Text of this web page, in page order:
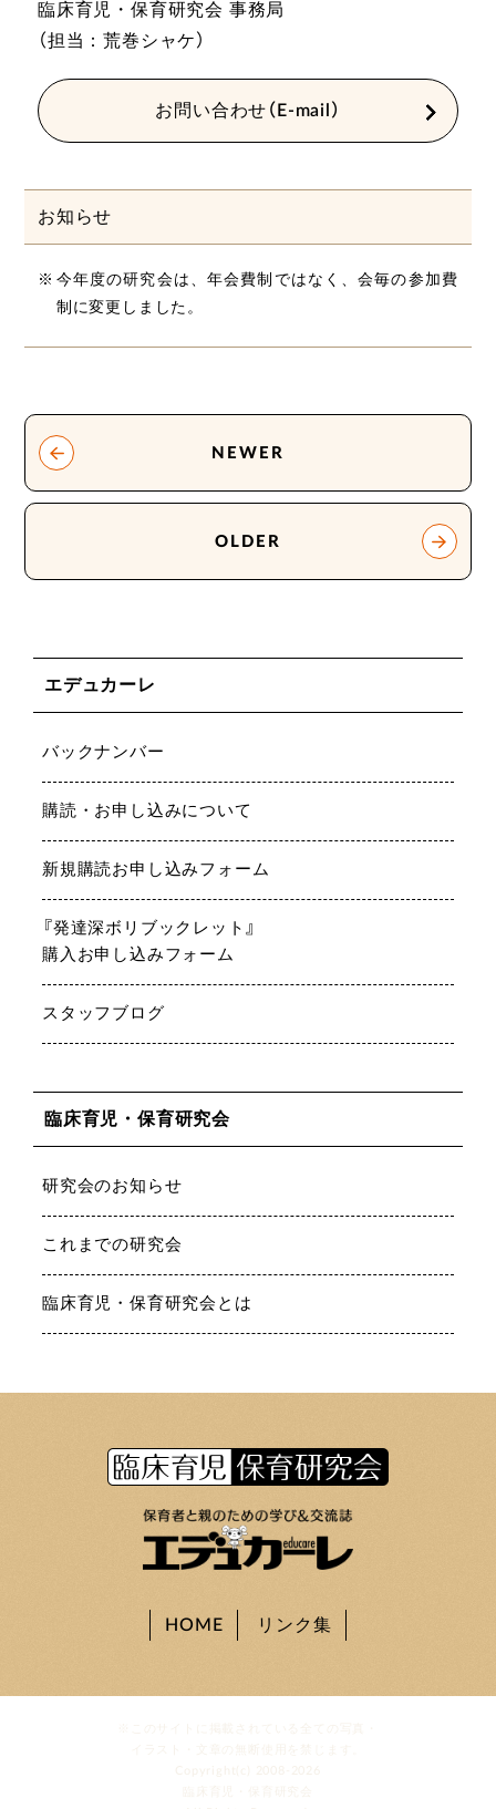
臨床育児・保育研究会 事務局
（担当：荒巻シャケ）
お問い合わせ（E-mail）
お知らせ
今年度の研究会は、年会費制ではなく、会毎の参加費
制に変更しました。
NEWER
OLDER
エデュカーレ
バックナンバー
購読・お申し込みについて
新規購読お申し込みフォーム
『発達深ボリブックレット』
購入お申し込みフォーム
スタッフブログ
臨床育児・保育研究会
研究会のお知らせ
これまでの研究会
臨床育児・保育研究会とは
HOME リンク集